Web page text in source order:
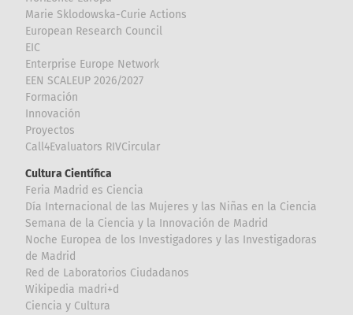
Marie Sklodowska-Curie Actions
European Research Council
EIC
Enterprise Europe Network
EEN SCALEUP 2026/2027
Formación
Innovación
Proyectos
Call4Evaluators RIVCircular
Cultura Científica
Feria Madrid es Ciencia
Día Internacional de las Mujeres y las Niñas en la Ciencia
Semana de la Ciencia y la Innovación de Madrid
Noche Europea de los Investigadores y las Investigadoras
de Madrid
Red de Laboratorios Ciudadanos
Wikipedia madri+d
Ciencia y Cultura